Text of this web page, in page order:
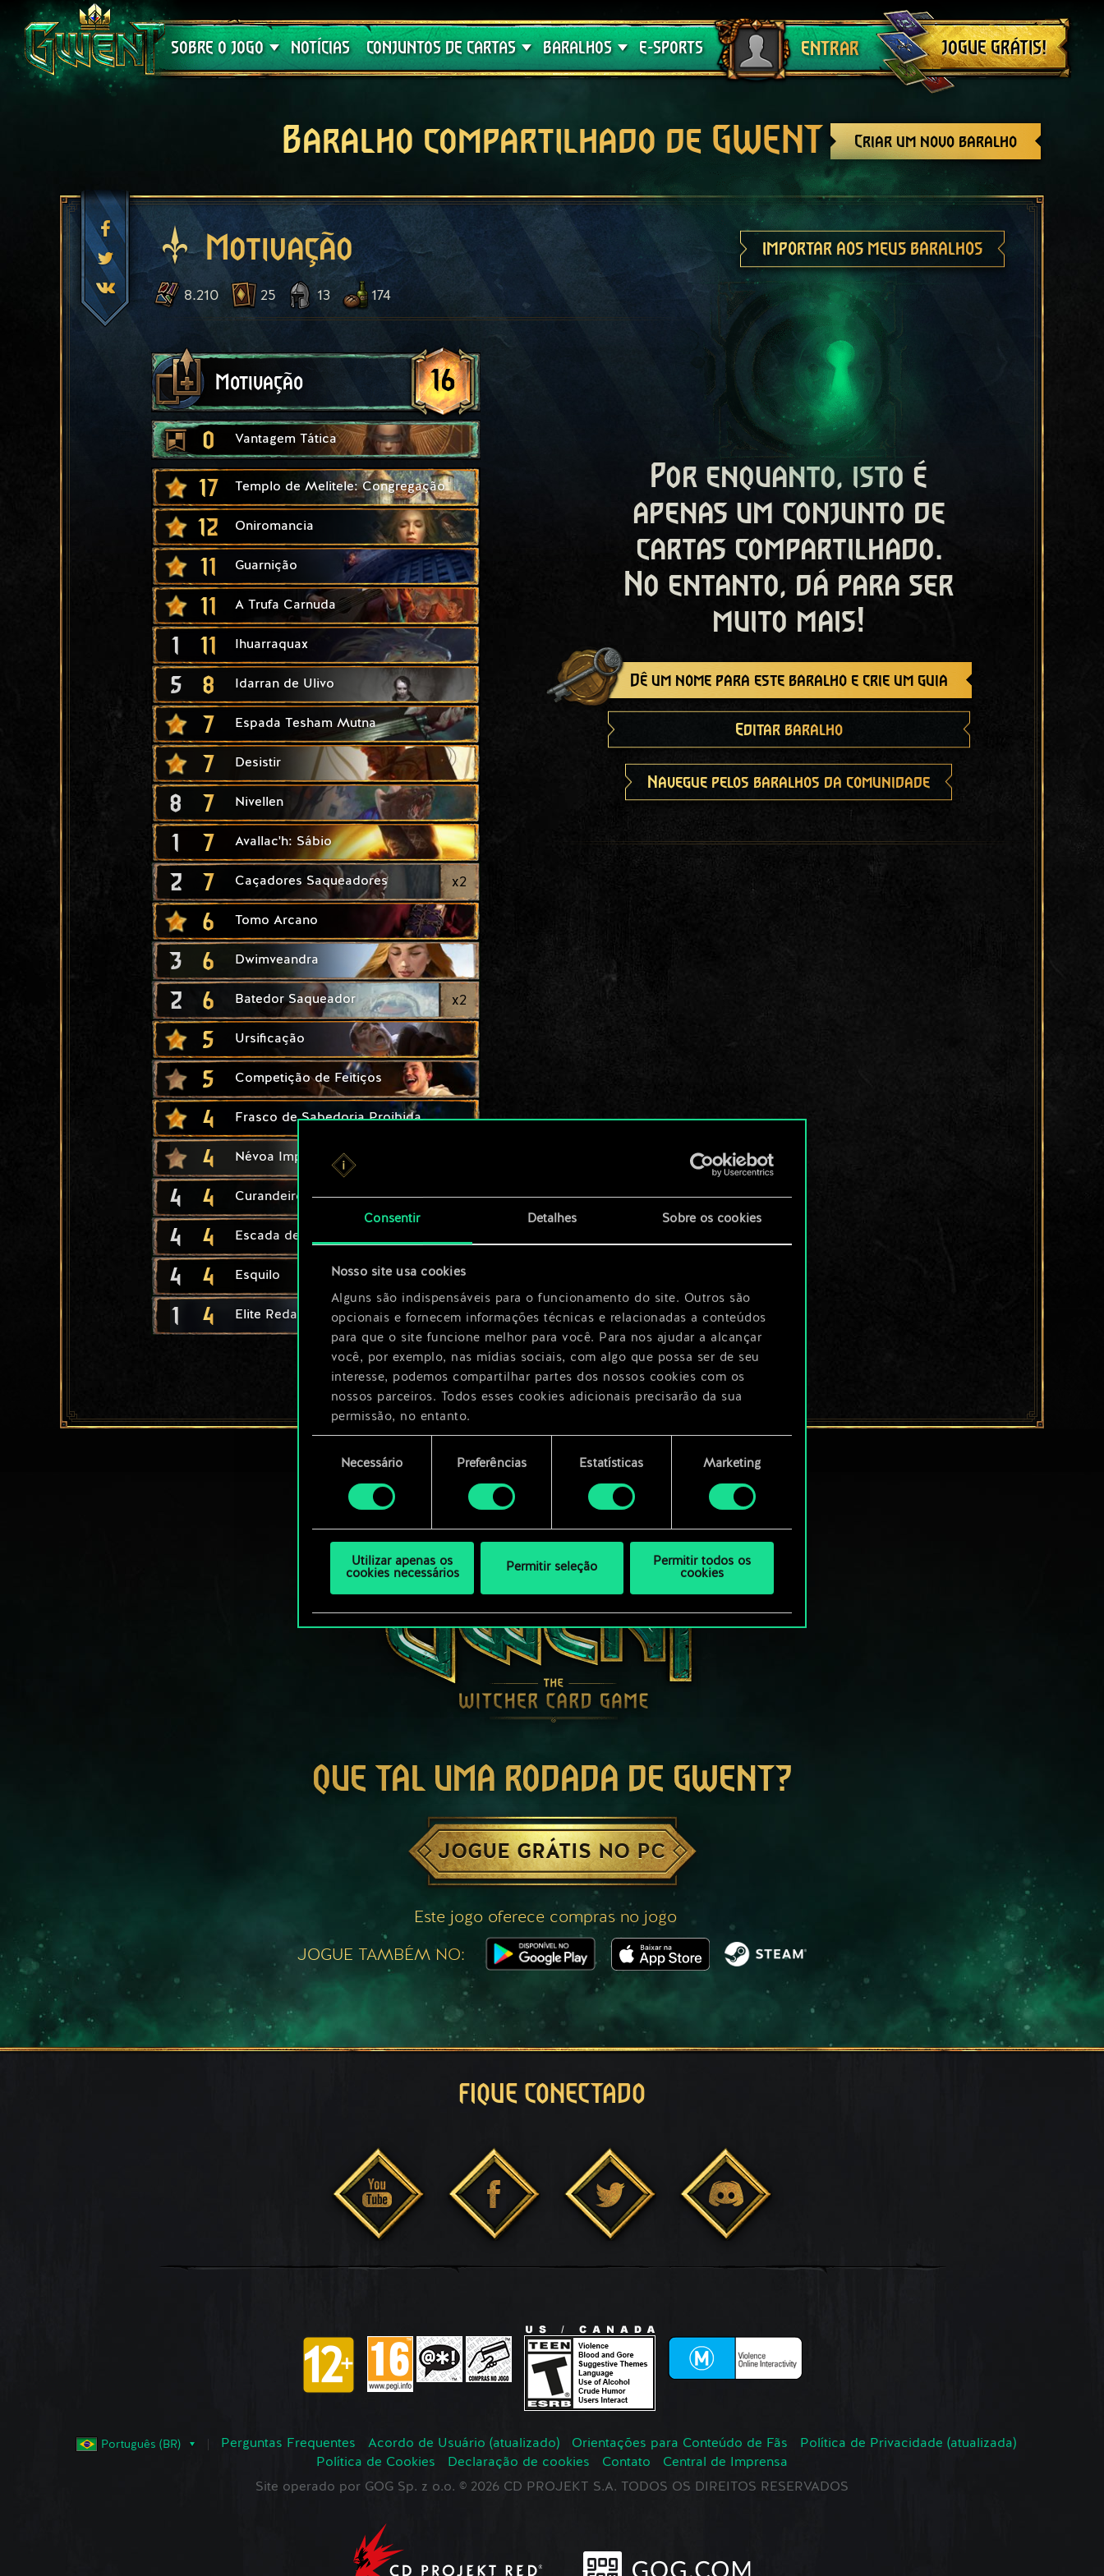
Consentir Detalhes Sobre os cookies
Nosso site usa cookies
Alguns são indispensáveis para o funcionamento do site. Outros são
opcionais e fornecem informações técnicas e relacionadas a conteúdos
para que o site funcione melhor para você. Para nos ajudar a alcançar
você, por exemplo, nas mídias sociais, com algo que possa ser de seu
interesse, podemos compartilhar partes dos nossos cookies com os
nossos parceiros. Todos esses cookies adicionais precisarão da sua
permissão, no entanto.
Você encontrará todos os detalhes sobre o uso de cookies e poderá
consentimento
Necessário Preferências Estatísticas Marketing
Utilizar apenas os
cookies necessários
Permitir seleção
Permitir todos os
cookies
SOBRE O JOGO
Suporte
NOTÍCIAS CONJUNTOS DE CARTAS
Crimson Curse
BARALHOS
Guia de Baralhos
E-SPORTS ENTRAR
Sair
JOGUE GRÁTIS!
Criar um novo baralho
Baralho compartilhado de GWENT
Motivação IMPORTAR AOS MEUS BARALHOS
8.210 25 13 174
Motivação 16
0 Vantagem Tática
17 Templo de Melitele: Congregação
12 Oniromancia
11 Guarnição
11 A Trufa Carnuda
1 11 Ihuarraquax
5 8 Idarran de Ulivo
7 Espada Tesham Mutna
7 Desistir
8 7 Nivellen
1 7 Avallac'h: Sábio
2 7 Caçadores Saqueadores x2
6 Tomo Arcano
3 6 Dwimveandra
2 6 Batedor Saqueador x2
5 Ursificação
5 Competição de Feitiços
4 Frasco de Sabedoria Proibida
4 Névoa Impenetrável
4 4 Curandeiro
4 4 Escada de Cerco
4 4 Esquilo
1 4 Elite Redaniana
Por enquanto, isto é
apenas um conjunto de
cartas compartilhado.
No entanto, dá para ser
muito mais!
Dê um nome para este baralho e crie um guia
Editar baralho
Navegue pelos baralhos da comunidade
QUE TAL UMA RODADA DE GWENT?
JOGUE GRÁTIS NO PC
Este jogo oferece compras no jogo
JOGUE TAMBÉM NO:
FIQUE CONECTADO
Português (BR) Perguntas Frequentes Acordo de Usuário (atualizado) Orientações para Conteúdo de Fãs
Política de Privacidade (atualizada)
Política de Cookies
Declaração de cookies Contato
Central de Imprensa
Site operado por GOG Sp. z o.o. © 2026 CD PROJEKT S.A. TODOS OS DIREITOS RESERVADOS